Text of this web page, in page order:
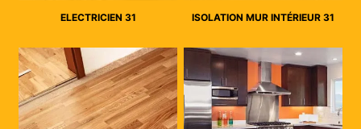
ELECTRICIEN 31 ISOLATION MUR INTÉRIEUR 31